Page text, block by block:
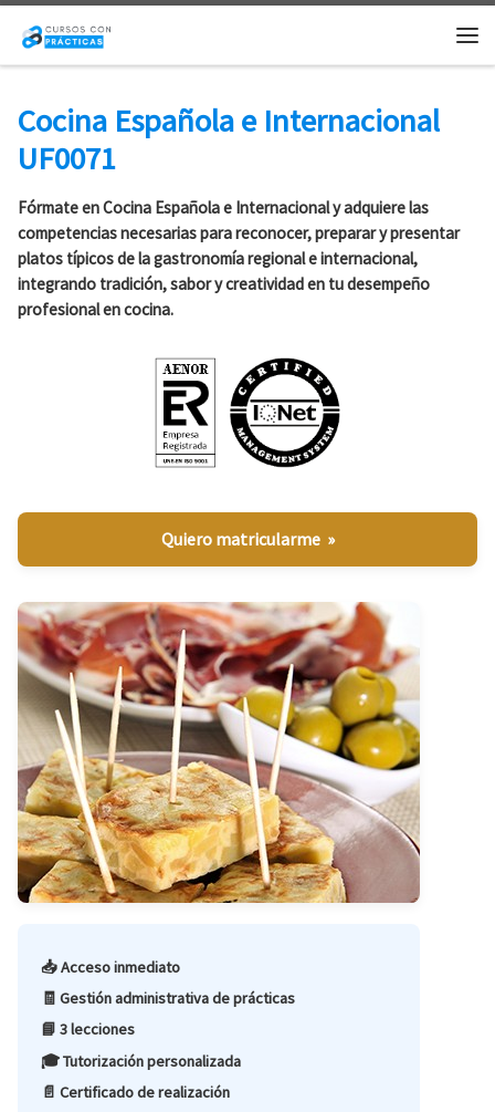
Saltar al contenido
Cocina Española e Internacional
UF0071
Fórmate en Cocina Española e Internacional y adquiere las
competencias necesarias para reconocer, preparar y presentar
platos típicos de la gastronomía regional e internacional,
integrando tradición, sabor y creatividad en tu desempeño
profesional en cocina.
Quiero matricularme »
📥 Acceso inmediato
🧾 Gestión administrativa de prácticas
📘 3 lecciones
🎓 Tutorización personalizada
📄 Certificado de realización